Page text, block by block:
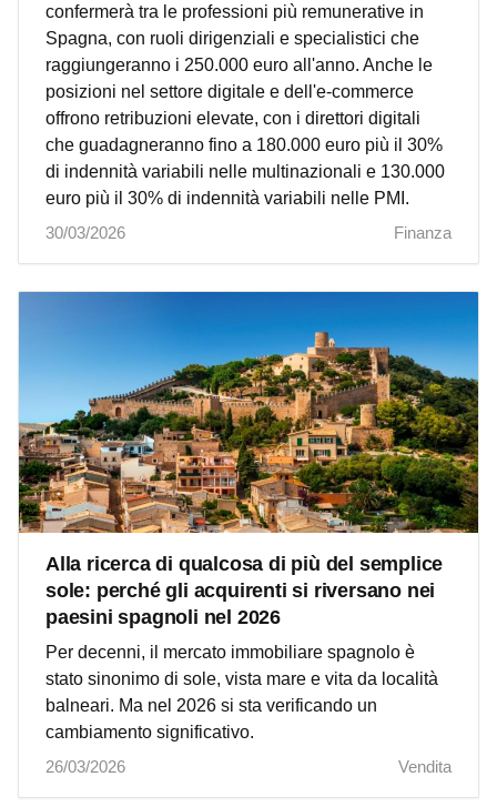
confermerà tra le professioni più remunerative in
Spagna, con ruoli dirigenziali e specialistici che
raggiungeranno i 250.000 euro all'anno. Anche le
posizioni nel settore digitale e dell'e-commerce
offrono retribuzioni elevate, con i direttori digitali
che guadagneranno fino a 180.000 euro più il 30%
di indennità variabili nelle multinazionali e 130.000
euro più il 30% di indennità variabili nelle PMI.
30/03/2026
Finanza
Alla ricerca di qualcosa di più del semplice
sole: perché gli acquirenti si riversano nei
paesini spagnoli nel 2026
Per decenni, il mercato immobiliare spagnolo è
stato sinonimo di sole, vista mare e vita da località
balneari. Ma nel 2026 si sta verificando un
cambiamento significativo.
26/03/2026
Vendita